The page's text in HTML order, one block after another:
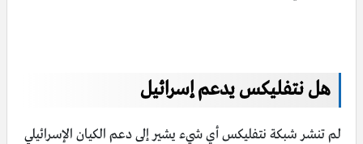
هل نتفليكس يدعم إسرائيل
لم تنشر شبكة نتفليكس أي شيء يشير إلى دعم الكيان الإسرائيلي